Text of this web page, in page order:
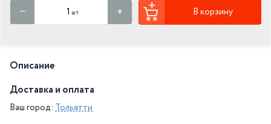
шт В корзину
Описание
Доставка и оплата
Ваш город: Тольятти